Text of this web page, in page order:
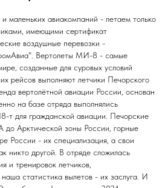
маленьких авиакомпаний - летаем только
имеющими сертификат
воздушные перевозки -
Вертолеты МИ-8 - самые
созданные для суровых условий
рейсов выполняют летчики Печорского
вертолётной авиации России, основан
на базе отряда выполнялись
т для гражданской авиации. Печорские
до Арктической зоны России, горные
России - их специализация, а свои
никто другой. В отряде сложилась
и тренировок летчиков,
статистика вылетов - их заслуга. И